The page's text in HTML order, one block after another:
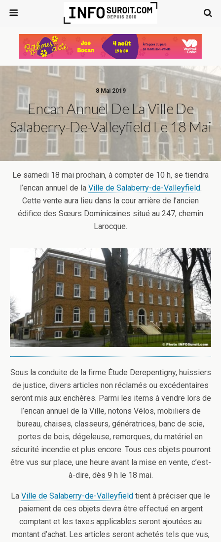
8 Mai 2019
Encan Annuel De La Ville De
Salaberry-De-Valleyfield Le 18 Mai
Le samedi 18 mai prochain, à compter de 10 h, se tiendra
l’encan annuel de la Ville de Salaberry-de-Valleyfield.
Cette vente aura lieu dans la cour arrière de l’ancien
édifice des Sœurs Dominicaines situé au 247, chemin
Larocque.
Sous la conduite de la firme Étude Derepentigny, huissiers
de justice, divers articles non réclamés ou excédentaires
seront mis aux enchères. Parmi les items à vendre lors de
l’encan annuel de la Ville, notons Vélos, mobiliers de
bureau, chaises, classeurs, génératrices, banc de scie,
portes de bois, dégeleuse, remorques, du matériel en
sécurité incendie et plus encore. Tous ces objets pourront
être vus sur place, une heure avant la mise en vente, c’est-
à-dire, dès 9 h le 18 mai.
La Ville de Salaberry-de-Valleyfield tient à préciser que le
paiement de ces objets devra être effectué en argent
comptant et les taxes applicables seront ajoutées au
montant d’achat. Les articles seront achetés tels que vus,